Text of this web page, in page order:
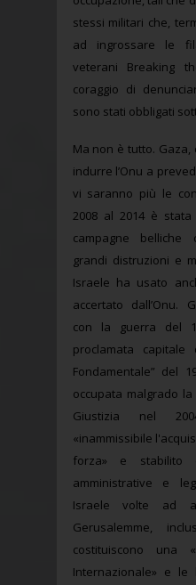
stessi militari che,
ad ingrossare le
veterani Breaking
coraggio di
sono stati obbligati
Ma non è tutto. Gaza,
indurre l’Onu a
vi saranno più le
2008 al 2014 è
campagne belliche
grandi distruzioni e
Israele ha usato
accertato dall’Onu.
con la guerra del
proclamata
Fondamentale” del
occupata malgrado
Giustizia nel
«inammissibile
forza» e stabilito
amministrative e
Israele volte ad
Gerusalemme,
costituiscono una
Internazionale» e